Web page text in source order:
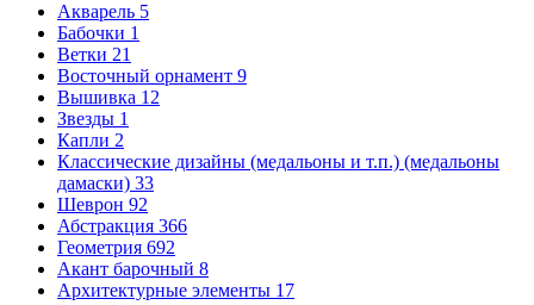
Акварель 5
Бабочки 1
Ветки 21
Восточный орнамент 9
Вышивка 12
Звезды 1
Капли 2
Классические дизайны (медальоны и т.п.) (медальоны
дамаски) 33
Шеврон 92
Абстракция 366
Геометрия 692
Акант барочный 8
Архитектурные элементы 17